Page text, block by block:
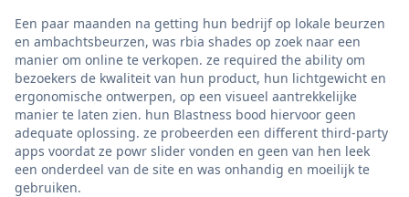
Een paar maanden na getting hun bedrijf op lokale beurzen
en ambachtsbeurzen, was rbia shades op zoek naar een
manier om online te verkopen. ze required the ability om
bezoekers de kwaliteit van hun product, hun lichtgewicht en
ergonomische ontwerpen, op een visueel aantrekkelijke
manier te laten zien. hun Blastness bood hiervoor geen
adequate oplossing. ze probeerden een different third-party
apps voordat ze powr slider vonden en geen van hen leek
een onderdeel van de site en was onhandig en moeilijk te
gebruiken.